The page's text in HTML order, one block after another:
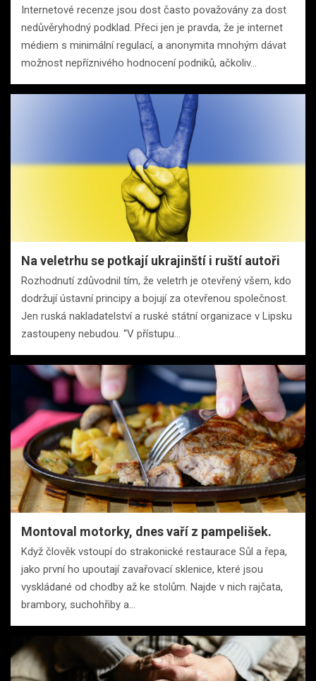
Internetové recenze jsou dost často považovány za dost
nedůvěryhodný podklad. Přeci jen je pravda, že je internet
médiem s minimální regulací, a anonymita mnohým dávat
možnost nepříznivého hodnocení podniků, ačkoliv…
Na veletrhu se potkají ukrajinští i ruští autoři
Rozhodnutí zdůvodnil tím, že veletrh je otevřený všem, kdo
dodržují ústavní principy a bojují za otevřenou společnost.
Jen ruská nakladatelství a ruské státní organizace v Lipsku
zastoupeny nebudou. “V přístupu…
Montoval motorky, dnes vaří z pampelišek.
Když člověk vstoupí do strakonické restaurace Sůl a řepa,
jako první ho upoutají zavařovací sklenice, které jsou
vyskládané od chodby až ke stolům. Najde v nich rajčata,
brambory, suchohřiby a…